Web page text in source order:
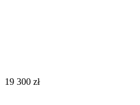
‍19 300‍ zł